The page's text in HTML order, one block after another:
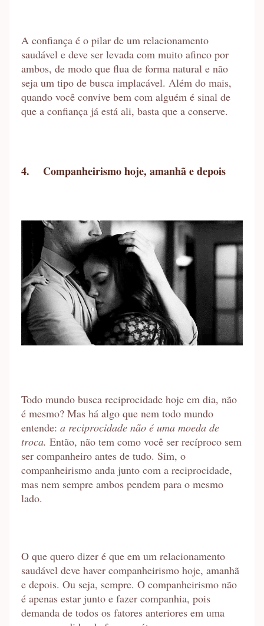
A confiança é o pilar de um relacionamento
saudável e deve ser levada com muito afinco por
ambos, de modo que flua de forma natural e não
seja um tipo de busca implacável. Além do mais,
quando você convive bem com alguém é sinal de
que a confiança já está ali, basta que a conserve.
4. Companheirismo hoje, amanhã e depois
Todo mundo busca reciprocidade hoje em dia, não
é mesmo? Mas há algo que nem todo mundo
entende: a reciprocidade não é uma moeda de
troca. Então, não tem como você ser recíproco sem
ser companheiro antes de tudo. Sim, o
companheirismo anda junto com a reciprocidade,
mas nem sempre ambos pendem para o mesmo
lado.
O que quero dizer é que em um relacionamento
saudável deve haver companheirismo hoje, amanhã
e depois. Ou seja, sempre. O companheirismo não
é apenas estar junto e fazer companhia, pois
demanda de todos os fatores anteriores em uma